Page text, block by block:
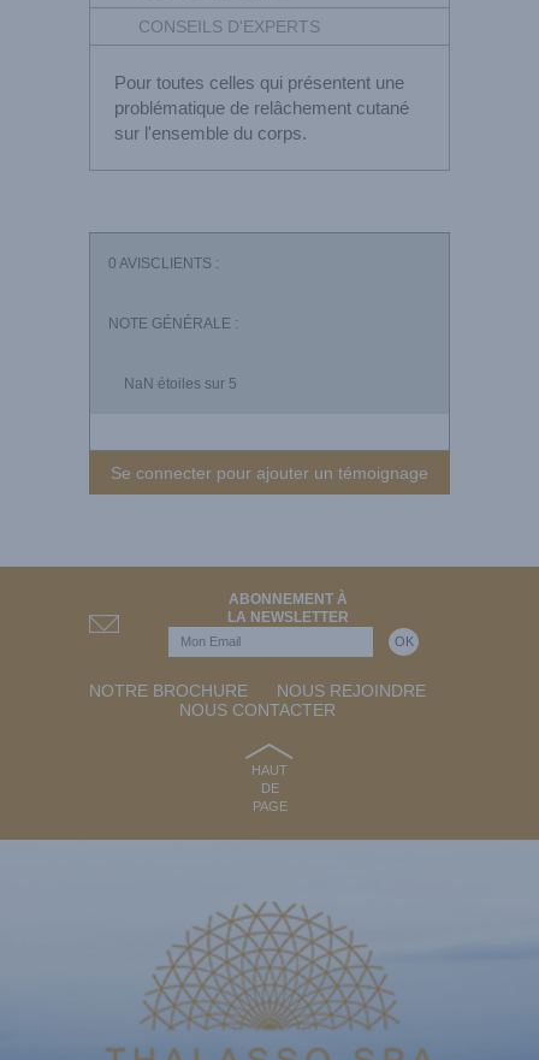
CONSEILS D'EXPERTS
Pour toutes celles qui présentent une
problématique de relâchement cutané
sur l'ensemble du corps.
0 AVISCLIENTS :
NOTE GÉNÉRALE :
NaN étoiles sur 5
Se connecter pour ajouter un témoignage
ABONNEMENT À
LA NEWSLETTER
NOTRE BROCHURE
NOUS REJOINDRE
NOUS CONTACTER
HAUT
DE
PAGE